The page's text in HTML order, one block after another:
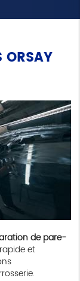
ORSAY
de pare-
et